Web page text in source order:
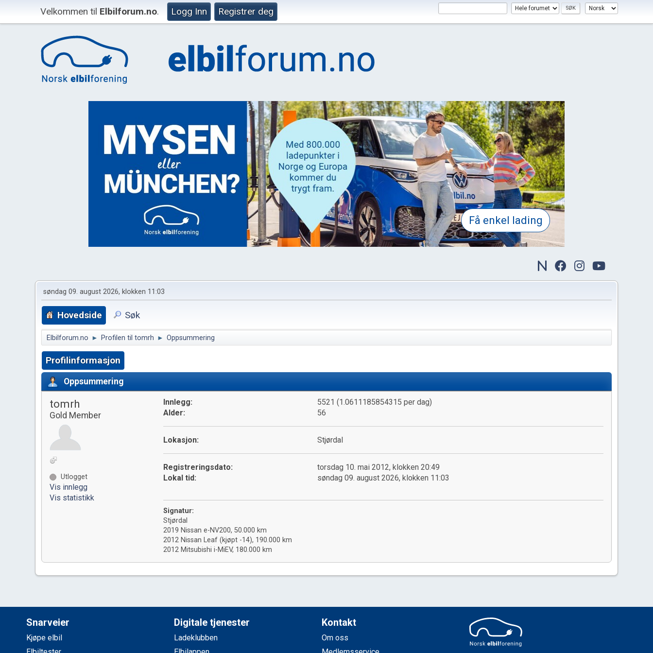
Velkommen til Elbilforum.no. Logg Inn Registrer deg
søndag 09. august 2026, klokken 11:03
Hovedside Søk
Elbilforum.no ► Profilen til tomrh ► Oppsummering
Profilinformasjon
Oppsummering
tomrh
Gold Member
Utlogget
Vis innlegg
Vis statistikk
Innlegg:
5521 (1.0611185854315 per dag)
Alder:
56
Lokasjon: Stjørdal
Registreringsdato:
torsdag 10. mai 2012, klokken 20:49
Lokal tid:
søndag 09. august 2026, klokken 11:03
Signatur:
Stjørdal
2019 Nissan e-NV200, 50.000 km
2012 Nissan Leaf (kjøpt -14), 190.000 km
2012 Mitsubishi i-MiEV, 180.000 km
Snarveier
Kjøpe elbil
Digitale tjenester
Ladeklubben
Kontakt
Om oss